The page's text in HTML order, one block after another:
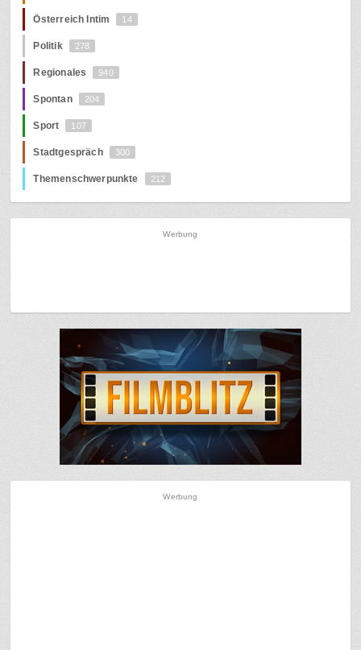
Österreich Intim 14
Politik 278
Regionales 940
Spontan 204
Sport 107
Stadtgespräch 300
Themenschwerpunkte 212
Werbung
Werbung